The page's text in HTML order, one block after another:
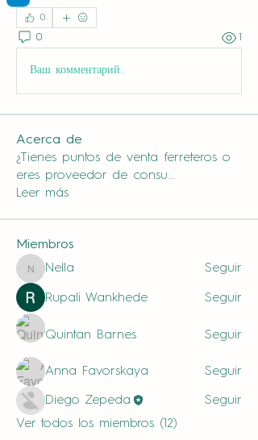
0
0 1
Ваш комментарий...
Acerca de
¿Tienes puntos de venta ferreteros o
eres proveedor de consu...
Leer más
Miembros
Nella
Nella Seguir
Rupali Wankhede Seguir
Quintan Barnes Seguir
Anna Favorskaya Seguir
Diego Zepeda
Seguir
Ver todos los miembros (12)